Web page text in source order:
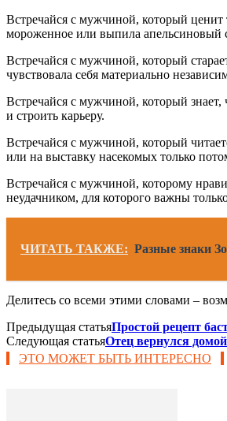
Встречайся с мужчиной, который ценит
мороженное или выпила апельсиновый
Встречайся с мужчиной, который
чувствовала себя материально
Встречайся с мужчиной, который знает,
и строить карьеру.
Встречайся с мужчиной, который
или на выставку насекомых только
Встречайся с мужчиной, которому
неудачником, для которого важны
ЧИТАТЬ ТАКЖЕ: Разные знаки
Делитесь со всеми этими словами –
Предыдущая статьяПростой рецепт
Следующая статьяОтец вернулся
ЭТО МОЖЕТ БЫТЬ ИНТЕРЕСНО